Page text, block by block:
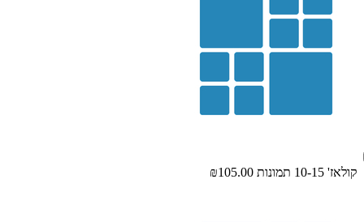
קולאז' 10-15 תמונות ₪105.00